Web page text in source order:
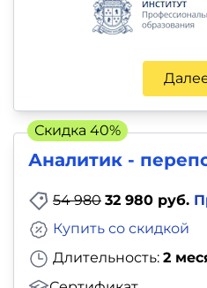
Аналитик -
54 980 32 980 руб.
Длительность: 2
Купить со скидкой
Скидка 40%